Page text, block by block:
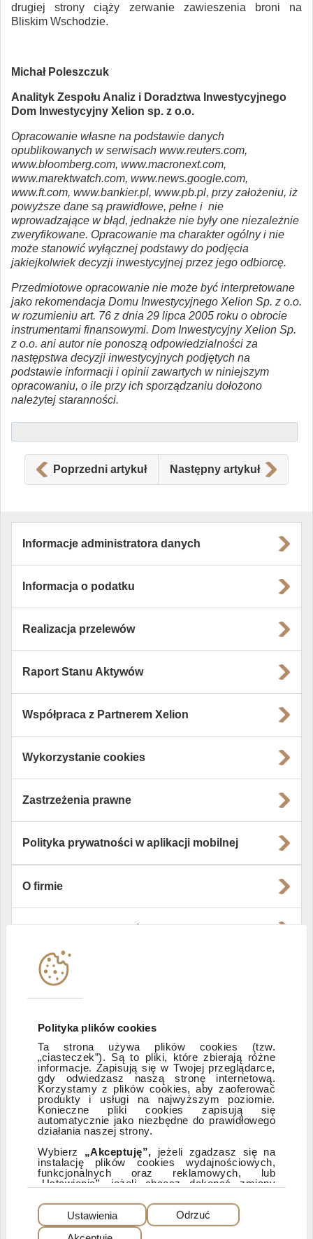
Polityka plików cookies
Ta strona używa plików cookies (tzw.
„ciasteczek”). Są to pliki, które zbierają różne
informacje. Zapisują się w Twojej przeglądarce,
gdy odwiedzasz naszą stronę internetową.
Korzystamy z plików cookies, aby zaoferować
produkty i usługi na najwyższym poziomie.
Konieczne pliki cookies zapisują się
automatycznie jako niezbędne do prawidłowego
działania naszej strony.
Wybierz „Akceptuję”, jeżeli zgadzasz się na
instalację plików cookies wydajnościowych,
funkcjonalnych oraz reklamowych, lub
„Ustawienia”, jeżeli chcesz dokonać zmiany
Dzięki plikom cookies możemy: udostępniać
nasz serwis, dostosowywać go do Twoich
preferencji, a także analizować, jakie strony
Ustawienia Odrzuć
drugiej strony ciąży zerwanie zawieszenia broni na
Bliskim Wschodzie.
Michał Poleszczuk
Analityk Zespołu Analiz i Doradztwa Inwestycyjnego
Dom Inwestycyjny Xelion sp. z o.o.
Opracowanie własne na podstawie danych
opublikowanych w serwisach www.reuters.com,
www.bloomberg.com, www.macronext.com,
www.marektwatch.com, www.news.google.com,
www.ft.com, www.bankier.pl, www.pb.pl, przy założeniu, iż
powyższe dane są prawidłowe, pełne i nie
wprowadzające w błąd, jednakże nie były one niezależnie
zweryfikowane. Opracowanie ma charakter ogólny i nie
może stanowić wyłącznej podstawy do podjęcia
jakiejkolwiek decyzji inwestycyjnej przez jego odbiorcę.
Przedmiotowe opracowanie nie może być interpretowane
jako rekomendacja Domu Inwestycyjnego Xelion Sp. z o.o.
w rozumieniu art. 76 z dnia 29 lipca 2005 roku o obrocie
instrumentami finansowymi. Dom Inwestycyjny Xelion Sp.
z o.o. ani autor nie ponoszą odpowiedzialności za
następstwa decyzji inwestycyjnych podjętych na
podstawie informacji i opinii zawartych w niniejszym
opracowaniu, o ile przy ich sporządzaniu dołożono
należytej staranności.
Poprzedni artykuł Następny artykuł
Informacje administratora danych
Informacja o podatku
Realizacja przelewów
Raport Stanu Aktywów
Współpraca z Partnerem Xelion
Wykorzystanie cookies
Zastrzeżenia prawne
Polityka prywatności w aplikacji mobilnej
O firmie
Instytucje współpracujące
Zastrzeżenia prawne
ESG
PEŁNA WERSJA SERWISU